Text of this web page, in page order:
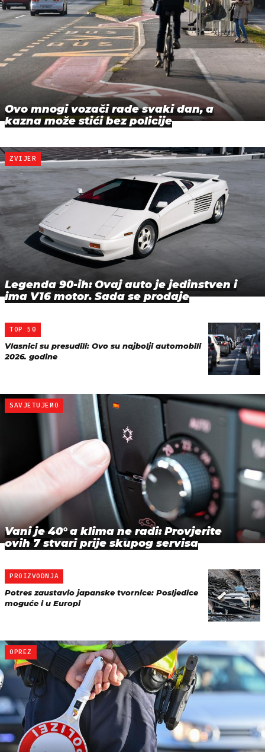
Ovo mnogi vozači rade svaki dan, a
kazna može stići bez policije
ZVIJER
Legenda 90-ih: Ovaj auto je jedinstven i
ima V16 motor. Sada se prodaje
TOP 50
Vlasnici su presudili: Ovo su najbolji automobili
2026. godine
SAVJETUJEMO
Vani je 40° a klima ne radi: Provjerite
ovih 7 stvari prije skupog servisa
PROIZVODNJA
Potres zaustavio japanske tvornice: Posljedice
moguće i u Europi
OPREZ